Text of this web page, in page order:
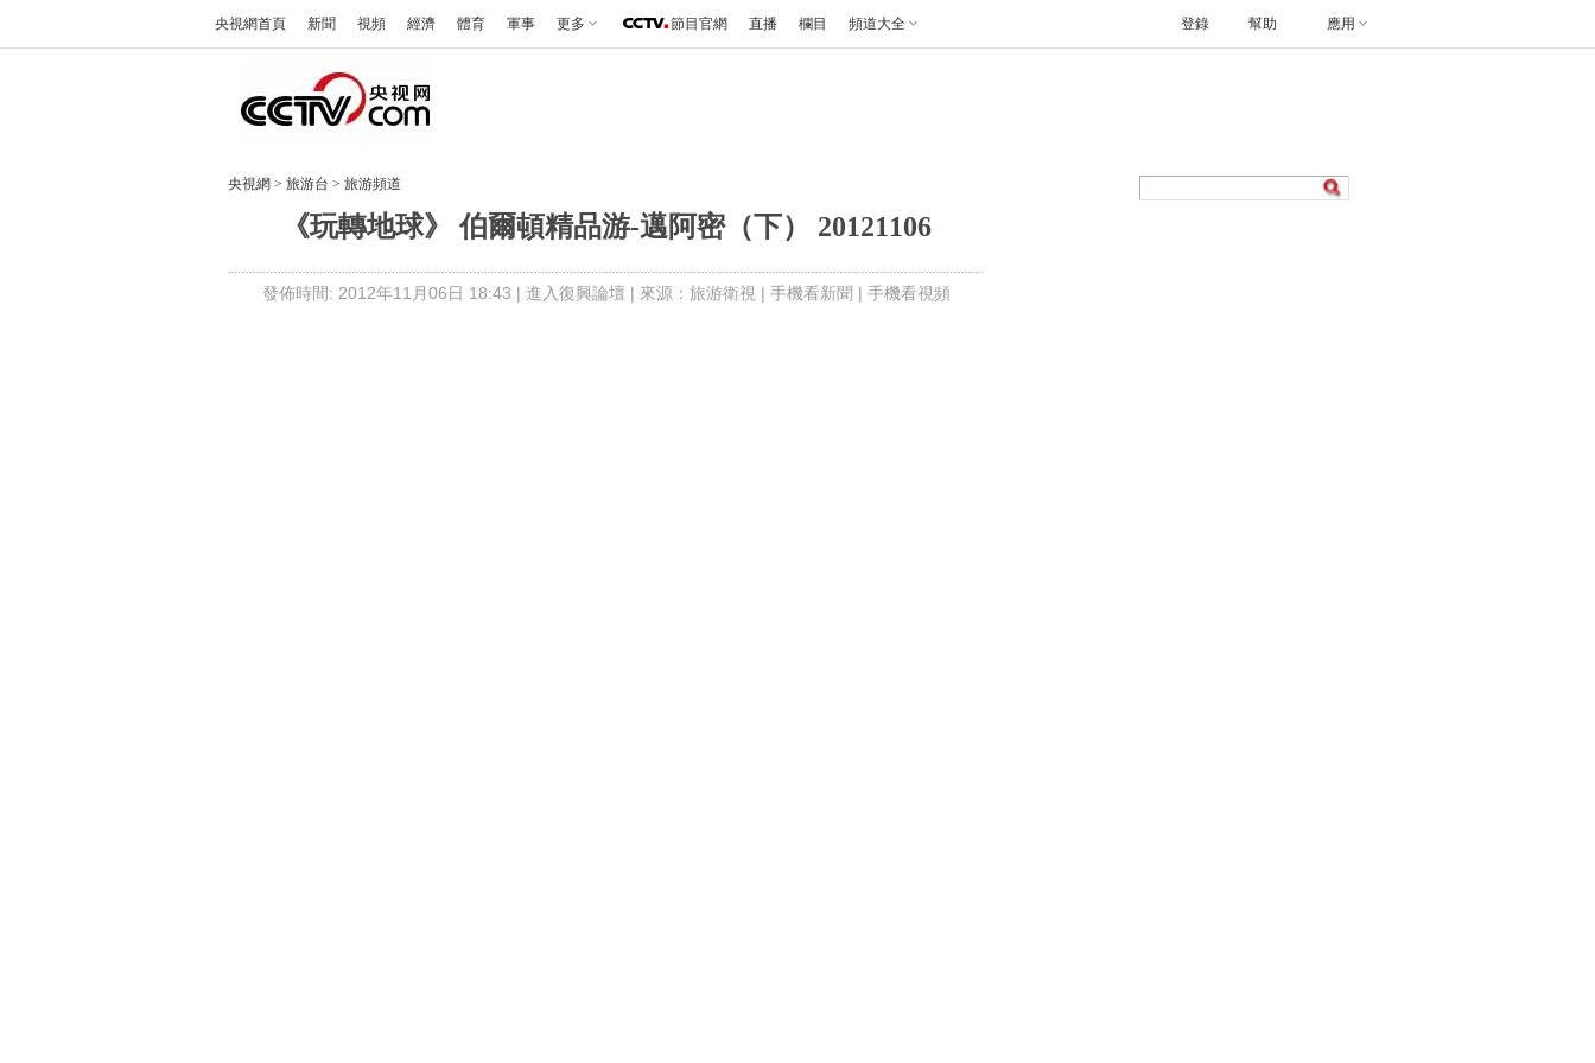
央視網首頁 新聞 視頻 經濟 體育 軍事 更多 節目官網 直播 欄目 頻道大全 幫助 應用
登錄
央視網 > 旅游台 > 旅游頻道
《玩轉地球》 伯爾頓精品游-邁阿密（下） 20121106
發佈時間: 2012年11月06日 18:43 | 進入復興論壇 | 來源：旅游衛視 | 手機看新聞 | 手機看視頻